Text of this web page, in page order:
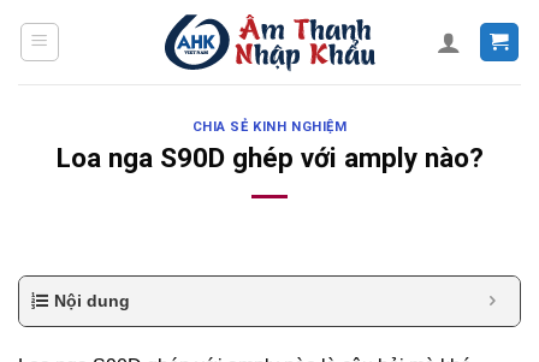
CHIA SẺ KINH NGHIỆM
Loa nga S90D ghép với amply nào?
Nội dung